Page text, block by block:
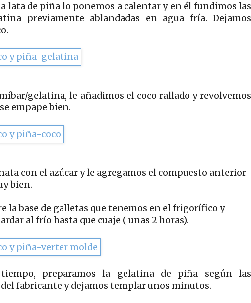
lata de piña lo ponemos a calentar y en él fundimos las
previamente ablandadas en agua fría. Dejamos
gelatina, le añadimos el coco rallado y revolvemos
empape bien.
con el azúcar y le agregamos el compuesto anterior
bien.
la base de galletas que tenemos en el frigorífico y
al frío hasta que cuaje ( unas 2 horas).
tiempo, preparamos la gelatina de piña según las
fabricante y dejamos templar unos minutos.